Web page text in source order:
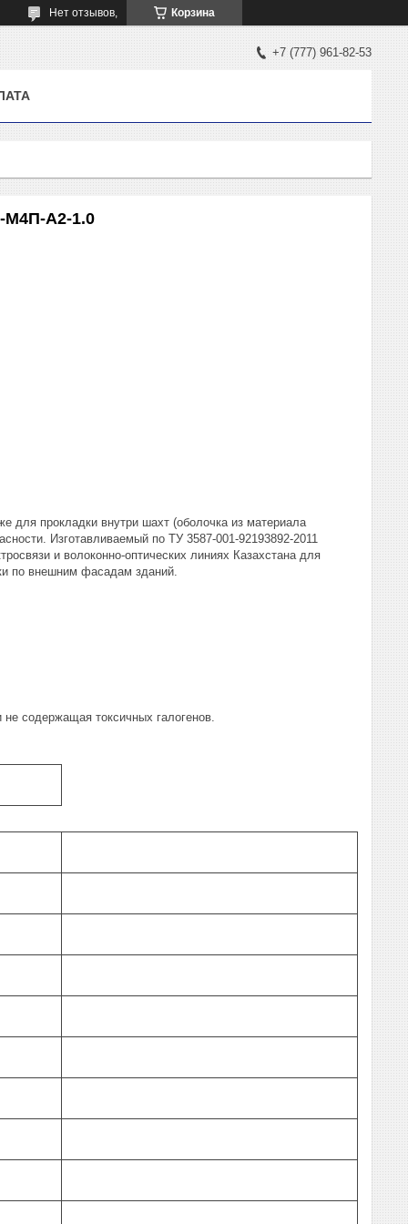
Корзина
Нет отзывов,
+7 (777) 961-82-53
М4П-А2-1.0
прокладки внутри шахт (оболочка из материала
Изготавливаемый по ТУ 3587-001-92193892-2011
и волоконно-оптических линиях Казахстана для
по внешним фасадам зданий.
содержащая токсичных галогенов.